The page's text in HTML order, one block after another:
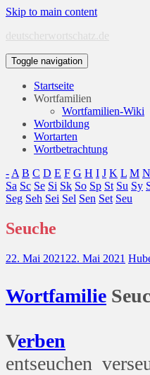
Skip to main content
deutscherwortschatz.de
Toggle navigation
Startseite
Wortfamilien
Wortfamilien-Wiki
Wortbildung
Wortarten
Wortbetrachtung
- A B C D E F G H I J K L M N
Sa Sc Se Si Sk So Sp St Su Sy
Seg Seh Sei Sel Sen Set Seu
Seuche
22. Mai 2021 22. Mai 2021
Wortfamilie
Verben
entseuchen